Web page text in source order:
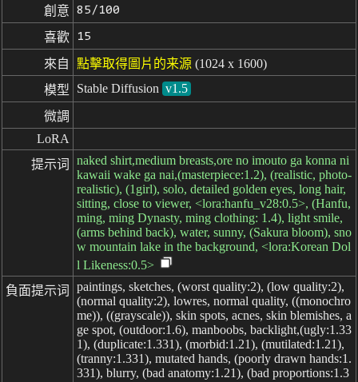
創意 85/100
喜歡 15
來自 點擊取得圖片的来源 (1024 x 1600)
模型
Stable Diffusion v1.5
微調
LoRA
提示词
naked shirt,medium breasts,ore no imouto ga konna ni
kawaii wake ga nai,(masterpiece:1.2), (realistic, photo-
realistic), (1girl), solo, detailed golden eyes, long hair,
sitting, close to viewer, <lora:hanfu_v28:0.5>, (Hanfu,
ming, ming Dynasty, ming clothing: 1.4), light smile,
(arms behind back), water, sunny, (Sakura bloom), sno
w mountain lake in the background, <lora:Korean Dol
l Likeness:0.5>
負面提示词
paintings, sketches, (worst quality:2), (low quality:2),
(normal quality:2), lowres, normal quality, ((monochro
me)), ((grayscale)), skin spots, acnes, skin blemishes, a
ge spot, (outdoor:1.6), manboobs, backlight,(ugly:1.33
1), (duplicate:1.331), (morbid:1.21), (mutilated:1.21),
(tranny:1.331), mutated hands, (poorly drawn hands:1.
331), blurry, (bad anatomy:1.21), (bad proportions:1.3